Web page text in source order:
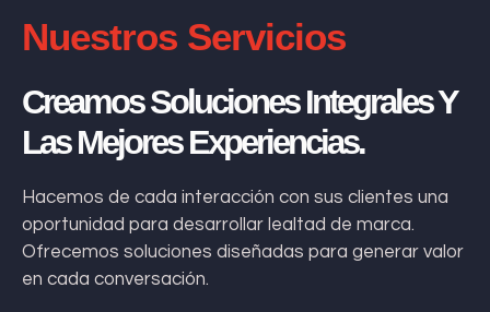
Nuestros Servicios
Creamos Soluciones Integrales Y
Las Mejores Experiencias.
Hacemos de cada interacción con sus clientes una
oportunidad para desarrollar lealtad de marca.
Ofrecemos soluciones diseñadas para generar valor
en cada conversación.